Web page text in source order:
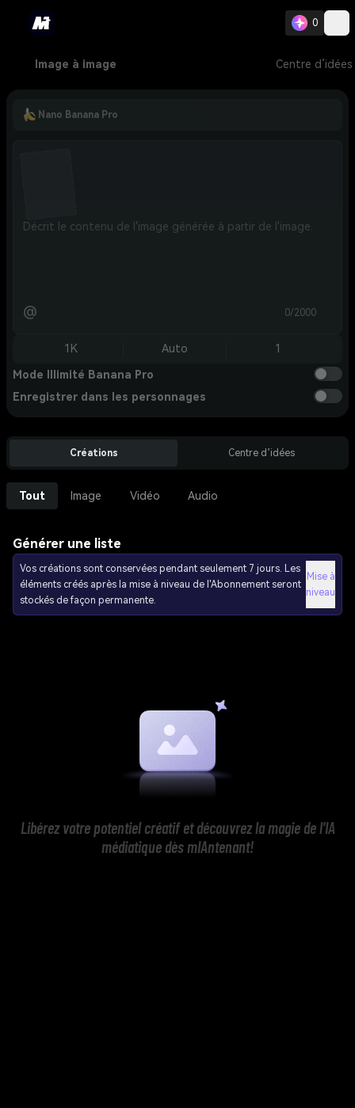
0
Image à image Centre d’idées
Nano Banana Pro
@ 0/2000
1K Auto 1
Mode Illimité Banana Pro
Enregistrer dans les personnages
Créations Centre d’idées
Tout Image Vidéo Audio
Générer une liste
Vos créations sont conservées pendant seulement 7 jours. Les
éléments créés après la mise à niveau de l'Abonnement seront
stockés de façon permanente.
Mise à
niveau
Libérez votre potentiel créatif et découvrez la magie de l'IA
médiatique dès mIAntenant!